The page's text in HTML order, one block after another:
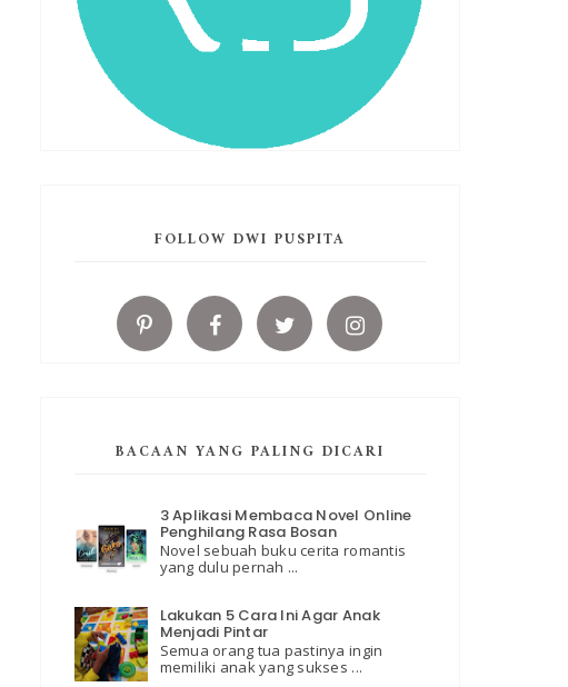
FOLLOW DWI PUSPITA
BACAAN YANG PALING DICARI
3 Aplikasi Membaca Novel Online
Penghilang Rasa Bosan
Novel sebuah buku cerita romantis
yang dulu pernah ...
Lakukan 5 Cara Ini Agar Anak
Menjadi Pintar
Semua orang tua pastinya ingin
memiliki anak yang sukses ...